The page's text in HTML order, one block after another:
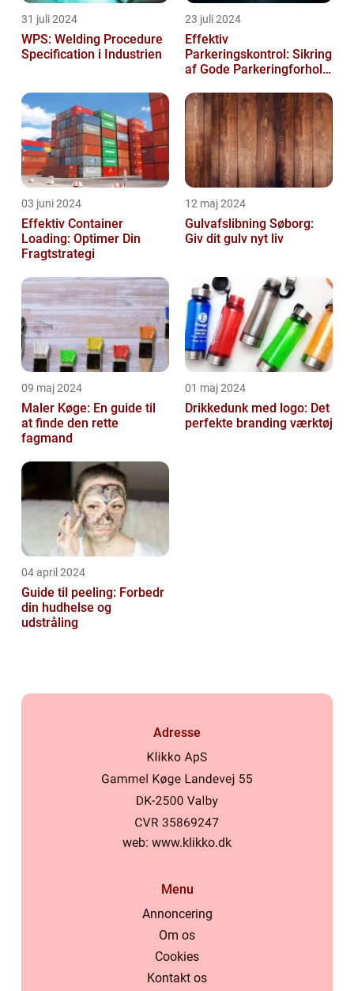
31 juli 2024
WPS: Welding Procedure
Specification i Industrien
23 juli 2024
Effektiv
Parkeringskontrol: Sikring
af Gode Parkeringforhold
03 juni 2024
Effektiv Container
Loading: Optimer Din
Fragtstrategi
12 maj 2024
Gulvafslibning Søborg:
Giv dit gulv nyt liv
09 maj 2024
Maler Køge: En guide til
at finde den rette
fagmand
01 maj 2024
Drikkedunk med logo: Det
perfekte branding værktøj
04 april 2024
Guide til peeling: Forbedr
din hudhelse og
udstråling
Adresse
web: www.klikko.dk
Menu
Annoncering
Om os
Cookies
Kontakt os